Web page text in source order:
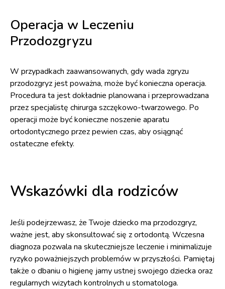
Operacja w Leczeniu
Przodozgryzu
W przypadkach zaawansowanych, gdy wada zgryzu
przodozgryz jest poważna, może być konieczna operacja.
Procedura ta jest dokładnie planowana i przeprowadzana
przez specjalistę chirurga szczękowo-twarzowego. Po
operacji może być konieczne noszenie aparatu
ortodontycznego przez pewien czas, aby osiągnąć
ostateczne efekty.
Wskazówki dla rodziców
Jeśli podejrzewasz, że Twoje dziecko ma przodozgryz,
ważne jest, aby skonsultować się z ortodontą. Wczesna
diagnoza pozwala na skuteczniejsze leczenie i minimalizuje
ryzyko poważniejszych problemów w przyszłości. Pamiętaj
także o dbaniu o higienę jamy ustnej swojego dziecka oraz
regularnych wizytach kontrolnych u stomatologa.